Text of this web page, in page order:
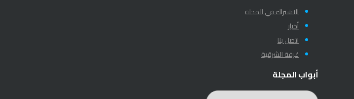
الاشتراك في المجلة
أخبار
اتصل بنا
غرفة الشرقية
أبواب المجلة
أبواب